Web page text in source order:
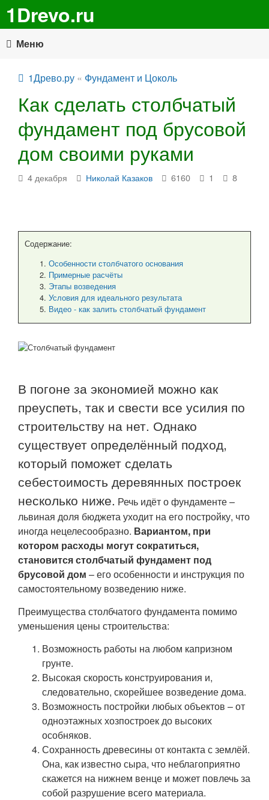
1Drevo.ru
Меню
1Древо.ру « Фундамент и Цоколь
Как сделать столбчатый
фундамент под брусовой
дом своими руками
4 декабря Николай Казаков 6160 1 8
Содержание:
Особенности столбчатого основания
Примерные расчёты
Этапы возведения
Условия для идеального результата
Видео - как залить столбчатый фундамент
В погоне за экономией можно как
преуспеть, так и свести все усилия по
строительству на нет. Однако
существует определённый подход,
который поможет сделать
себестоимость деревянных построек
несколько ниже. Речь идёт о фундаменте –
львиная доля бюджета уходит на его постройку, что
иногда нецелесообразно. Вариантом, при
котором расходы могут сократиться,
становится столбчатый фундамент под
брусовой дом – его особенности и инструкция по
самостоятельному возведению ниже.
Преимущества столбчатого фундамента помимо
уменьшения цены строительства:
Возможность работы на любом капризном
грунте.
Высокая скорость конструирования и,
следовательно, скорейшее возведение дома.
Возможность постройки любых объектов – от
одноэтажных хозпостроек до высоких
особняков.
Сохранность древесины от контакта с землёй.
Она, как известно сыра, что неблагоприятно
скажется на нижнем венце и может повлечь за
собой разрушение всего материала.